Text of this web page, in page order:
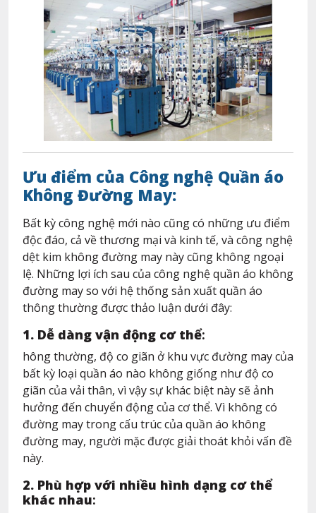
Ưu điểm của Công nghệ Quần áo
Không Đường May:
Bất kỳ công nghệ mới nào cũng có những ưu điểm
độc đáo, cả về thương mại và kinh tế, và công nghệ
dệt kim không đường may này cũng không ngoại
lệ. Những lợi ích sau của công nghệ quần áo không
đường may so với hệ thống sản xuất quần áo
thông thường được thảo luận dưới đây:
1. Dễ dàng vận động cơ thể:
hông thường, độ co giãn ở khu vực đường may của
bất kỳ loại quần áo nào không giống như độ co
giãn của vải thân, vì vậy sự khác biệt này sẽ ảnh
hưởng đến chuyển động của cơ thể. Vì không có
đường may trong cấu trúc của quần áo không
đường may, người mặc được giải thoát khỏi vấn đề
này.
2. Phù hợp với nhiều hình dạng cơ thể
khác nhau: